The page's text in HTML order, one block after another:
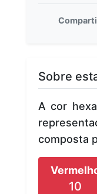
Sobre
A cor
composta
10